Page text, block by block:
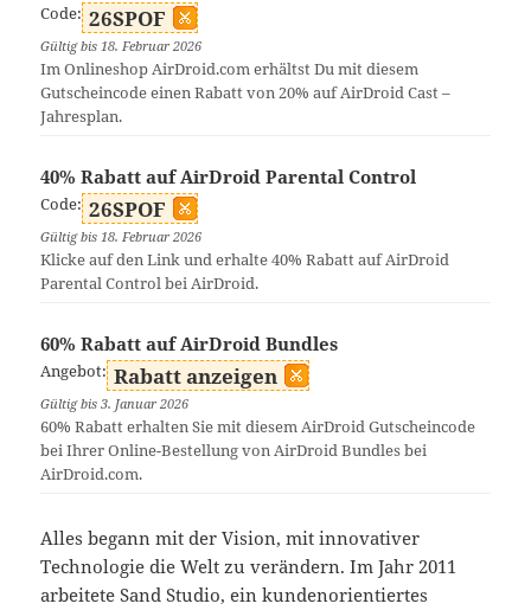
Code: 26SPOF
Gültig bis 18. Februar 2026
Im Onlineshop AirDroid.com erhältst Du mit diesem
Gutscheincode einen Rabatt von 20% auf AirDroid Cast –
Jahresplan.
40% Rabatt auf AirDroid Parental Control
Code: 26SPOF
Gültig bis 18. Februar 2026
Klicke auf den Link und erhalte 40% Rabatt auf AirDroid
Parental Control bei AirDroid.
60% Rabatt auf AirDroid Bundles
Angebot: Rabatt anzeigen
Gültig bis 3. Januar 2026
60% Rabatt erhalten Sie mit diesem AirDroid Gutscheincode
bei Ihrer Online-Bestellung von AirDroid Bundles bei
AirDroid.com.
Alles begann mit der Vision, mit innovativer
Technologie die Welt zu verändern. Im Jahr 2011
arbeitete Sand Studio, ein kundenorientiertes